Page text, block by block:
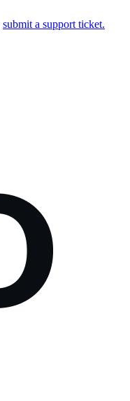
submit a support ticket.